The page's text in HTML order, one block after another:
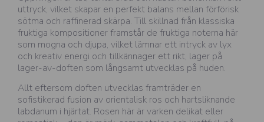
uttryck, vilket skapar en perfekt balans mellan förförisk
sötma och raffinerad skärpa. Till skillnad från klassiska
fruktiga kompositioner framstår de fruktiga noterna här
som mogna och djupa, vilket lämnar ett intryck av lyx
och kreativ energi och tillkännager ett rikt, lager på
lager-av-doften som långsamt utvecklas på huden.
Allt eftersom doften utvecklas framträder en
sofistikerad fusion av orientalisk ros och hartsliknande
labdanum i hjärtat. Rosen här är varken delikat eller